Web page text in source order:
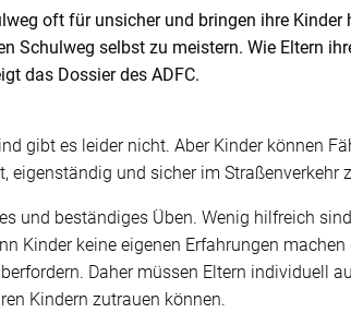
oft für unsicher und bringen ihre
Schulweg selbst zu meistern. Wie Eltern
das Dossier des ADFC.
gibt es leider nicht. Aber Kinder können
eigenständig und sicher im Straßenverkehr
und beständiges Üben. Wenig hilfreich
Kinder keine eigenen Erfahrungen
Daher müssen Eltern individuell
Kindern zutrauen können.